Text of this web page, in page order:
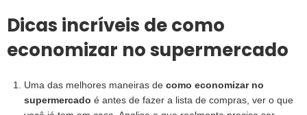
Dicas incríveis de como
economizar no supermercado
Uma das melhores maneiras de como economizar no
supermercado é antes de fazer a lista de compras, ver o que